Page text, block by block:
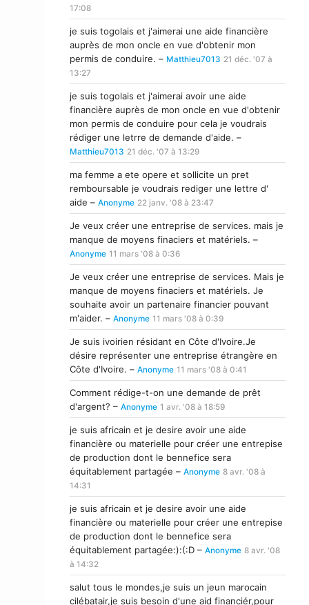
17:08
je suis togolais et j'aimerai une aide financière
auprès de mon oncle en vue d'obtenir mon
permis de conduire. – Matthieu7013 21 déc. '07 à
13:27
je suis togolais et j'aimerai avoir une aide
financière auprès de mon oncle en vue d'obtenir
mon permis de conduire pour cela je voudrais
rédiger une letrre de demande d'aide. –
Matthieu7013 21 déc. '07 à 13:29
ma femme a ete opere et sollicite un pret
remboursable je voudrais rediger une lettre d'
aide – Anonyme 22 janv. '08 à 23:47
Je veux créer une entreprise de services. mais je
manque de moyens finaciers et matériels. –
Anonyme 11 mars '08 à 0:36
Je veux créer une entreprise de services. Mais je
manque de moyens finaciers et matériels. Je
souhaite avoir un partenaire financier pouvant
m'aider. – Anonyme 11 mars '08 à 0:39
Je suis ivoirien résidant en Côte d'Ivoire.Je
désire représenter une entreprise étrangère en
Côte d'Ivoire. – Anonyme 11 mars '08 à 0:41
Comment rédige-t-on une demande de prêt
d'argent? – Anonyme 1 avr. '08 à 18:59
je suis africain et je desire avoir une aide
financière ou materielle pour créer une entrepise
de production dont le bennefice sera
équitablement partagée – Anonyme 8 avr. '08 à
14:31
je suis africain et je desire avoir une aide
financière ou materielle pour créer une entrepise
de production dont le bennefice sera
équitablement partagée:):(:D – Anonyme 8 avr. '08
à 14:32
salut tous le mondes,je suis un jeun marocain
cilébatair,je suis besoin d'une aid financiér,pour